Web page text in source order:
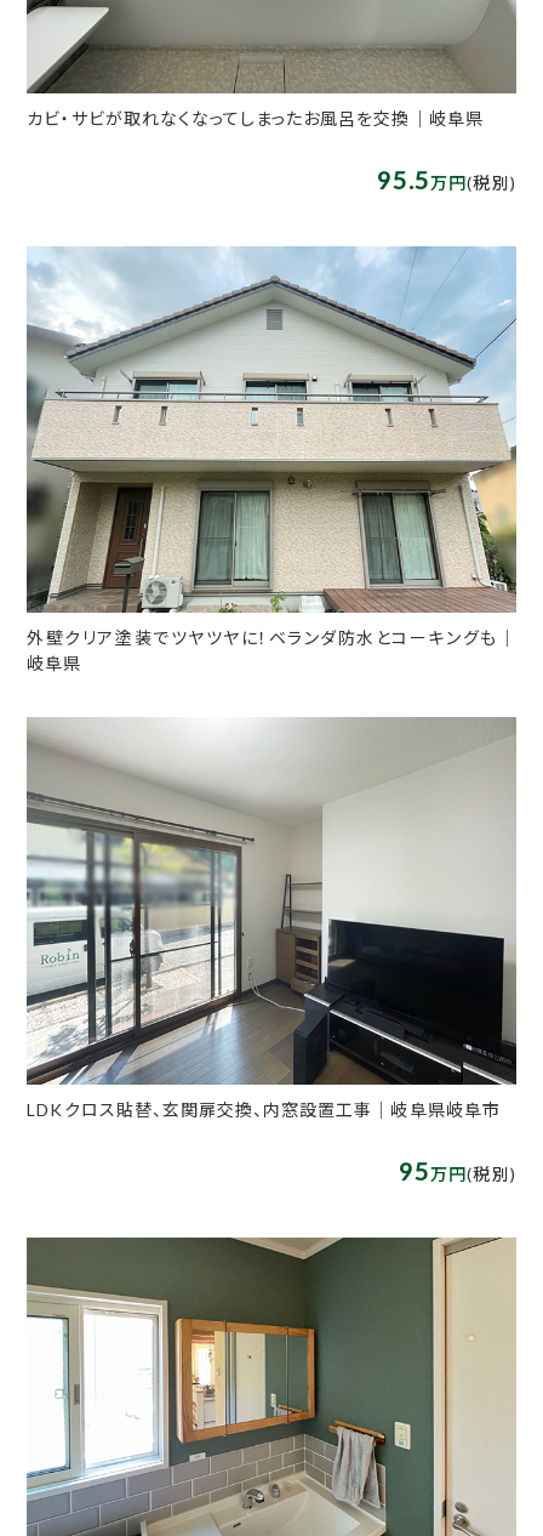
カビ・サビが取れなくなってしまったお風呂を交換｜岐阜県
95.5万円(税別)
外壁クリア塗装でツヤツヤに！ベランダ防水とコーキングも｜
岐阜県
LDKクロス貼替、玄関扉交換、内窓設置工事│岐阜県岐阜市
95万円(税別)